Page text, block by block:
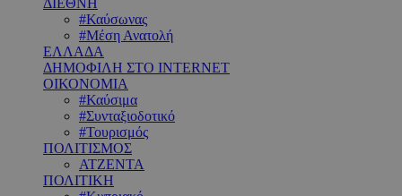
ΔΙΕΘΝΗ
#Καύσωνας
#Μέση Ανατολή
ΕΛΛΑΔΑ
ΔΗΜΟΦΙΛΗ ΣΤΟ INTERNET
ΟΙΚΟΝΟΜΙΑ
#Καύσιμα
#Συνταξιοδοτικό
#Τουρισμός
ΠΟΛΙΤΙΣΜΟΣ
ΑΤΖΕΝΤΑ
ΠΟΛΙΤΙΚΗ